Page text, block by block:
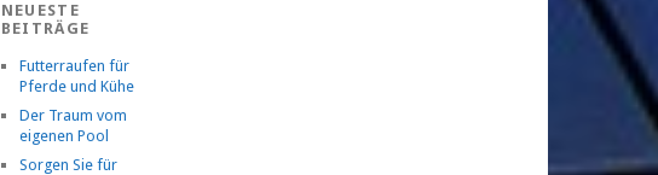
NEUESTE
BEITRÄGE
Futterraufen für
Pferde und Kühe
Der Traum vom
eigenen Pool
Sorgen Sie für